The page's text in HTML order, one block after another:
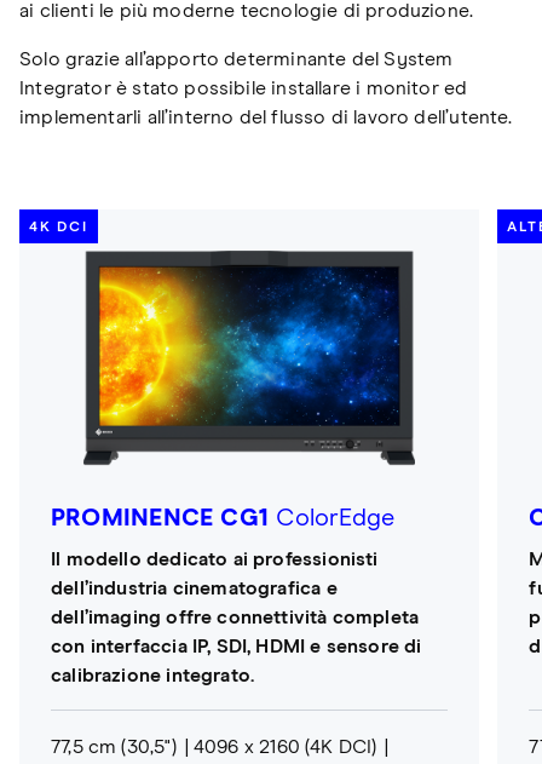
ai clienti le più moderne tecnologie di produzione.
Solo grazie all’apporto determinante del System
Integrator è stato possibile installare i monitor ed
implementarli all’interno del flusso di lavoro dell’utente.
4K DCI
PROMINENCE CG1 ColorEdge
Il modello dedicato ai professionisti
dell’industria cinematografica e
dell’imaging offre connettività completa
con interfaccia IP, SDI, HDMI e sensore di
calibrazione integrato.
77,5 cm (30,5")
4096 x 2160 (4K DCI)